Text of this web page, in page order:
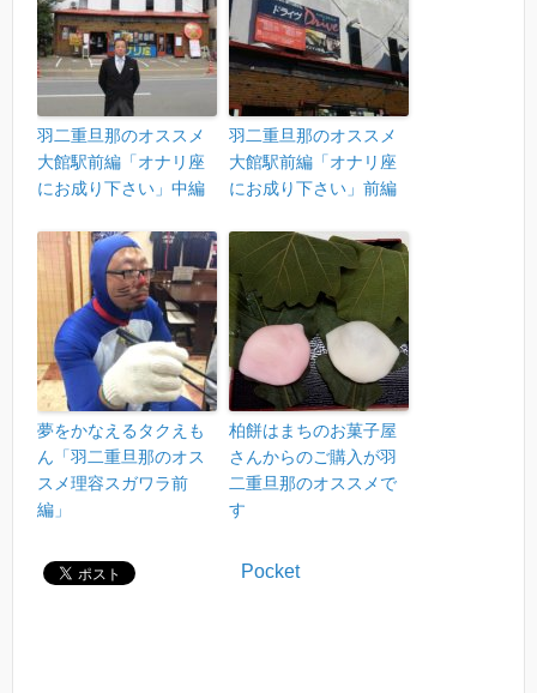
羽二重旦那のオススメ
大館駅前編「オナリ座
にお成り下さい」中編
羽二重旦那のオススメ
大館駅前編「オナリ座
にお成り下さい」前編
夢をかなえるタクえも
ん「羽二重旦那のオス
スメ理容スガワラ前
編」
柏餅はまちのお菓子屋
さんからのご購入が羽
二重旦那のオススメで
す
Pocket